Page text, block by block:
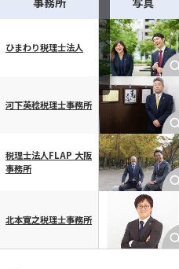
横スクロール可能
ひまわり税理士法人
河下英稔税理士事務所
税理士法人FLAP 大阪
事務所
北本寛之税理士事務所